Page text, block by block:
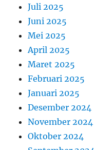
Juli 2025
Juni 2025
Mei 2025
April 2025
Maret 2025
Februari 2025
Januari 2025
Desember 2024
November 2024
Oktober 2024